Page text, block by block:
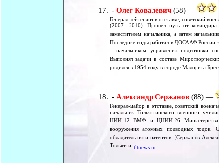
- Олег Ковалевич(58) —
Генерал-лейтенант в отставке, советский
(2007—2010). Прошёл путь от командира
заместителем начальника, а затем
Последние годы работал в ДОСААФ России
– начальником управления подготовки
Выполнял задачи в составе
родился в 1954 году в городе Малорита
- Александр Сержанов (88) —
Генерал-майор в отставке, советский
начальник Тольяттинского военного
НИИ-12 ВМФ и ЦНИИ-26 Министерства
вооружения атомных подводных лодок.
обладатель пяти патентов. (Сержанов
Тольятти. tltnews.ru